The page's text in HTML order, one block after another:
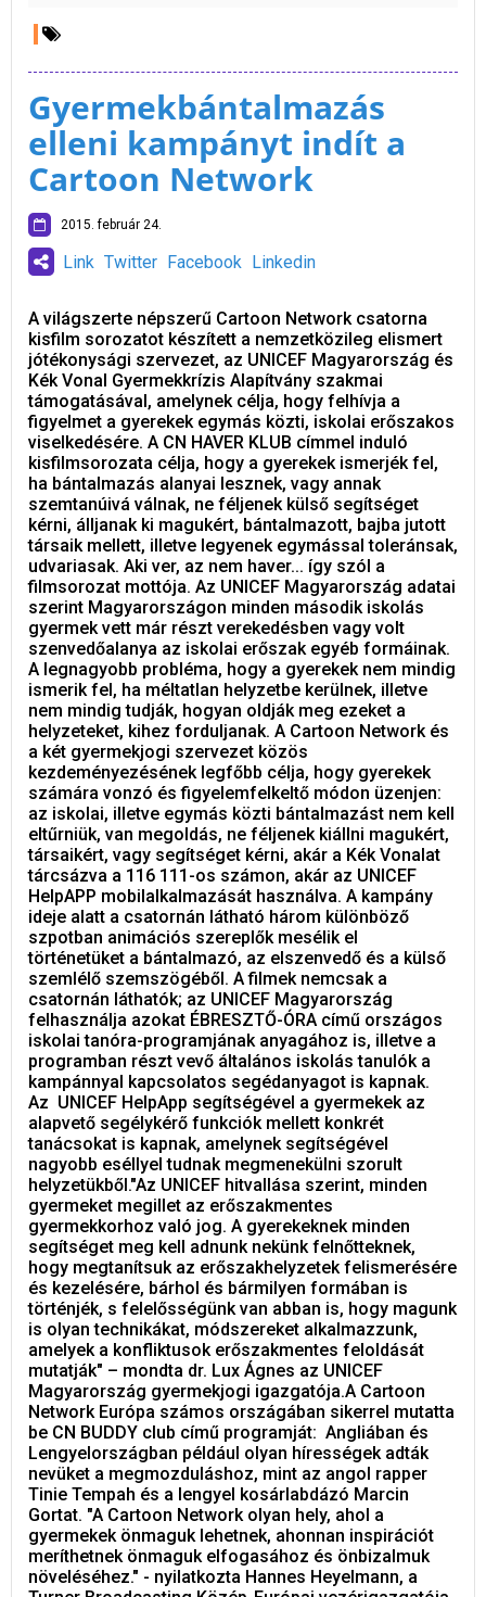
Gyermekbántalmazás
elleni kampányt indít a
Cartoon Network
2015. február 24.
Link Twitter Facebook Linkedin
A világszerte népszerű Cartoon Network csatorna
kisfilm sorozatot készített a nemzetközileg elismert
jótékonysági szervezet, az UNICEF Magyarország és
Kék Vonal Gyermekkrízis Alapítvány szakmai
támogatásával, amelynek célja, hogy felhívja a
figyelmet a gyerekek egymás közti, iskolai erőszakos
viselkedésére. A CN HAVER KLUB címmel induló
kisfilmsorozata célja, hogy a gyerekek ismerjék fel,
ha bántalmazás alanyai lesznek, vagy annak
szemtanúivá válnak, ne féljenek külső segítséget
kérni, álljanak ki magukért, bántalmazott, bajba jutott
társaik mellett, illetve legyenek egymással toleránsak,
udvariasak. Aki ver, az nem haver... így szól a
filmsorozat mottója. Az UNICEF Magyarország adatai
szerint Magyarországon minden második iskolás
gyermek vett már részt verekedésben vagy volt
szenvedőalanya az iskolai erőszak egyéb formáinak.
A legnagyobb probléma, hogy a gyerekek nem mindig
ismerik fel, ha méltatlan helyzetbe kerülnek, illetve
nem mindig tudják, hogyan oldják meg ezeket a
helyzeteket, kihez forduljanak. A Cartoon Network és
a két gyermekjogi szervezet közös
kezdeményezésének legfőbb célja, hogy gyerekek
számára vonzó és figyelemfelkeltő módon üzenjen:
az iskolai, illetve egymás közti bántalmazást nem kell
eltűrniük, van megoldás, ne féljenek kiállni magukért,
társaikért, vagy segítséget kérni, akár a Kék Vonalat
tárcsázva a 116 111-os számon, akár az UNICEF
HelpAPP mobilalkalmazását használva. A kampány
ideje alatt a csatornán látható három különböző
szpotban animációs szereplők mesélik el
történetüket a bántalmazó, az elszenvedő és a külső
szemlélő szemszögéből. A filmek nemcsak a
csatornán láthatók; az UNICEF Magyarország
felhasználja azokat ÉBRESZTŐ-ÓRA című országos
iskolai tanóra-programjának anyagához is, illetve a
programban részt vevő általános iskolás tanulók a
kampánnyal kapcsolatos segédanyagot is kapnak.
Az UNICEF HelpApp segítségével a gyermekek az
alapvető segélykérő funkciók mellett konkrét
tanácsokat is kapnak, amelynek segítségével
nagyobb eséllyel tudnak megmenekülni szorult
helyzetükből."Az UNICEF hitvallása szerint, minden
gyermeket megillet az erőszakmentes
gyermekkorhoz való jog. A gyerekeknek minden
segítséget meg kell adnunk nekünk felnőtteknek,
hogy megtanítsuk az erőszakhelyzetek felismerésére
és kezelésére, bárhol és bármilyen formában is
történjék, s felelősségünk van abban is, hogy magunk
is olyan technikákat, módszereket alkalmazzunk,
amelyek a konfliktusok erőszakmentes feloldását
mutatják" – mondta dr. Lux Ágnes az UNICEF
Magyarország gyermekjogi igazgatója.A Cartoon
Network Európa számos országában sikerrel mutatta
be CN BUDDY club című programját: Angliában és
Lengyelországban például olyan hírességek adták
nevüket a megmozduláshoz, mint az angol rapper
Tinie Tempah és a lengyel kosárlabdázó Marcin
Gortat. "A Cartoon Network olyan hely, ahol a
gyermekek önmaguk lehetnek, ahonnan inspirációt
meríthetnek önmaguk elfogasához és önbizalmuk
növeléséhez." - nyilatkozta Hannes Heyelmann, a